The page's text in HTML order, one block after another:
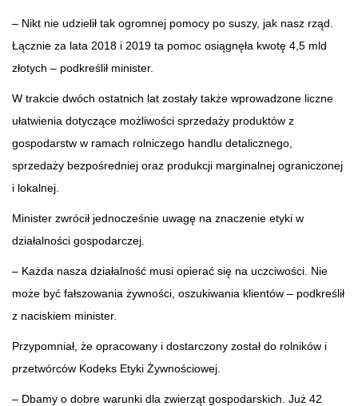
– Nikt nie udzielił tak ogromnej pomocy po suszy, jak nasz rząd.
Łącznie za lata 2018 i 2019 ta pomoc osiągnęła kwotę 4,5 mld
złotych – podkreślił minister.
W trakcie dwóch ostatnich lat zostały także wprowadzone liczne
ułatwienia dotyczące możliwości sprzedaży produktów z
gospodarstw w ramach rolniczego handlu detalicznego,
sprzedaży bezpośredniej oraz produkcji marginalnej ograniczonej
i lokalnej.
Minister zwrócił jednocześnie uwagę na znaczenie etyki w
działalności gospodarczej.
– Każda nasza działalność musi opierać się na uczciwości. Nie
może być fałszowania żywności, oszukiwania klientów – podkreślił
z naciskiem minister.
Przypomniał, że opracowany i dostarczony został do rolników i
przetwórców Kodeks Etyki Żywnościowej.
– Dbamy o dobre warunki dla zwierząt gospodarskich. Już 42